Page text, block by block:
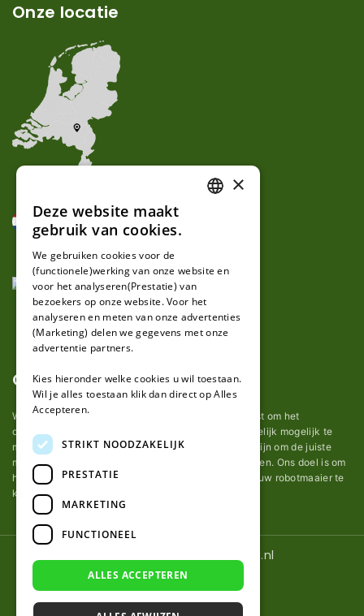
Onze locatie
Over ons
Wij van robotmaaier-mesjes.nl doen ons uiterste best om het
onderhoud van robot grasmaaier mesjes zo gemakkelijk mogelijk te
maken. Uit ervaring merkten we hoe lastig het kan zijn om de juiste
messen voor een automatische grasmachine te vinden. Ons doel is om
het u makkelijk te maken om de goede mesjes voor uw robotmaaier te
kopen.
© 2026 Robotmaaier-mesjes.nl
GERMAN
×
Deze website maakt
gebruik van cookies.
We gebruiken cookies voor de
(functionele)werking van onze website en
voor het analyseren(Prestatie) van
bezoekers op onze website. Voor het
analyseren en meten van onze advertenties
(Marketing) delen we gegevens met onze
advertentie partners.
Kies hieronder welke cookies u wil toestaan.
Wil je alles toestaan klik dan direct op Alles
Accepteren.
STRIKT NOODZAKELIJK
PRESTATIE
MARKETING
FUNCTIONEEL
ALLES ACCEPTEREN